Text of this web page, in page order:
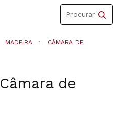
Toggle
navigation
Procurar
MADEIRA CÂMARA DE
Câmara de